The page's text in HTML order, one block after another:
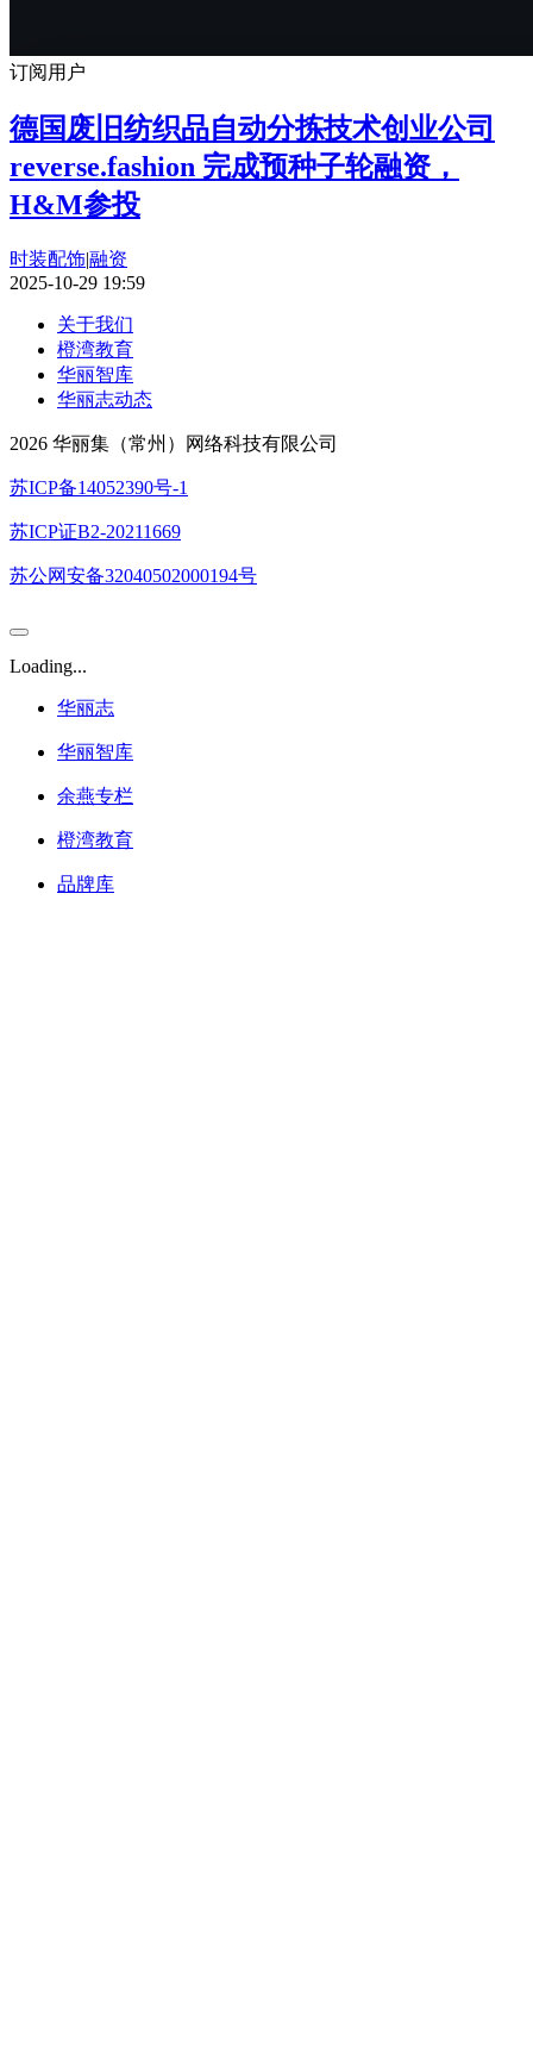
订阅用户
德国废旧纺织品自动分拣技术创业公司
reverse.fashion 完成预种子轮融资，
H&M参投
时装配饰|融资
2025-10-29 19:59
关于我们
橙湾教育
华丽智库
华丽志动态
2026 华丽集（常州）网络科技有限公司
苏ICP备14052390号-1
苏ICP证B2-20211669
苏公网安备32040502000194号
Loading...
华丽志
华丽智库
余燕专栏
橙湾教育
品牌库